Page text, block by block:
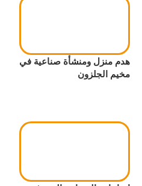
هدم منزل ومنشأة صناعية في
مخيم الجلزون